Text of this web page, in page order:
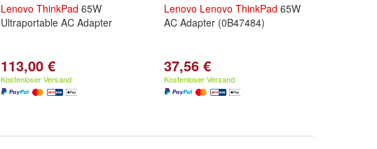
Lenovo ThinkPad 65W
Ultraportable AC Adapter
113,00 €
Kostenloser Versand
Lenovo Lenovo ThinkPad 65W
AC Adapter (0B47484)
37,56 €
Kostenloser Versand